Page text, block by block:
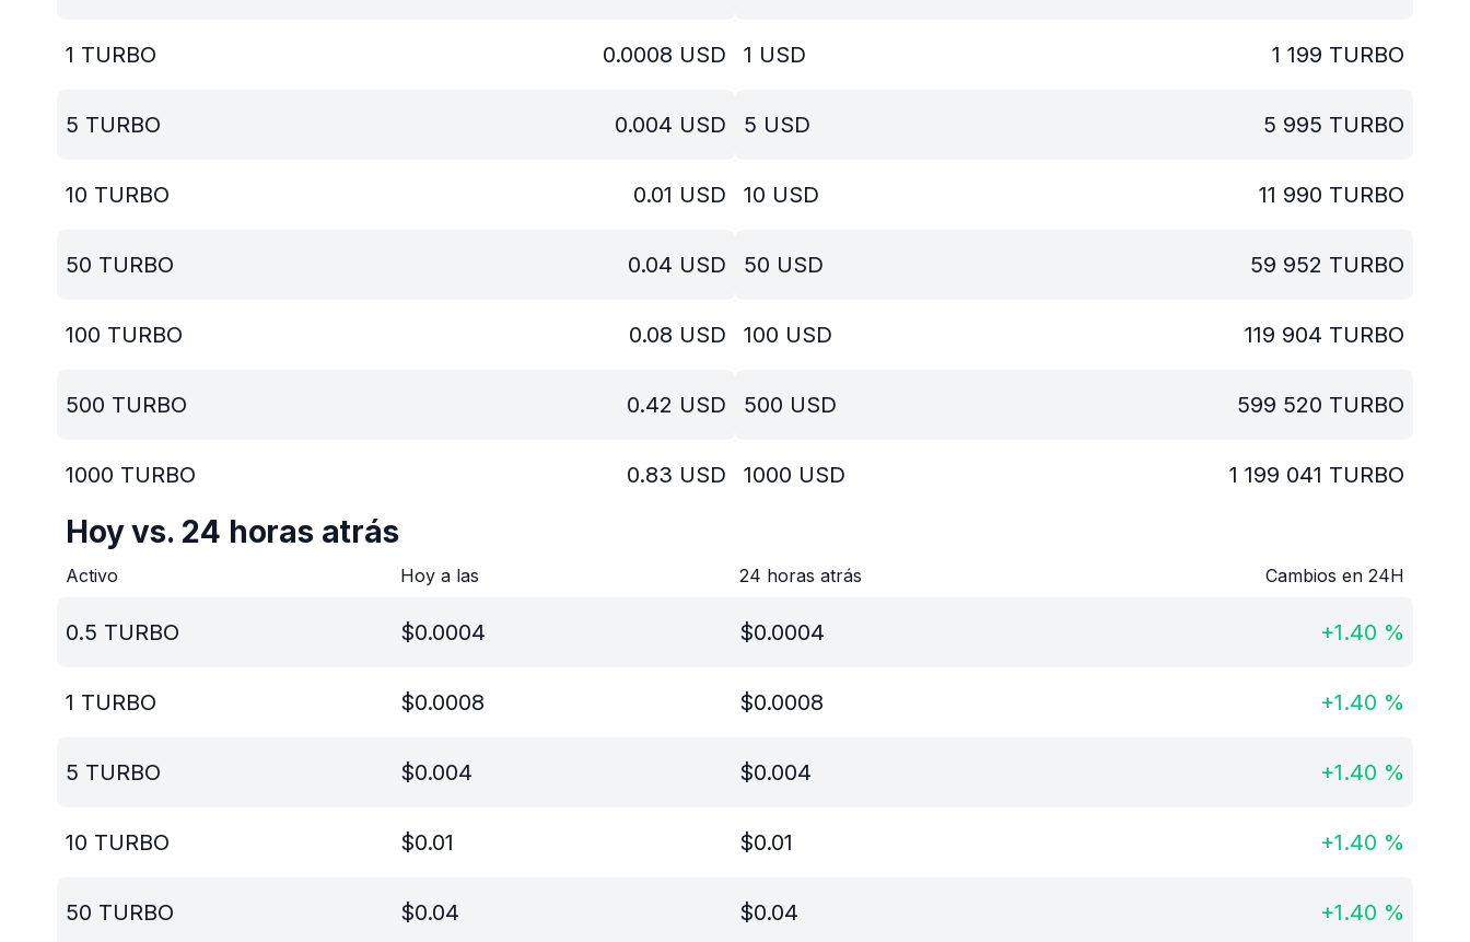
1 TURBO 0.0008 USD
5 TURBO 0.004 USD
10 TURBO 0.01 USD
50 TURBO 0.04 USD
100 TURBO 0.08 USD
500 TURBO 0.42 USD
1000 TURBO 0.83 USD
1 USD 1 199 TURBO
5 USD 5 995 TURBO
10 USD 11 990 TURBO
50 USD 59 952 TURBO
100 USD 119 904 TURBO
500 USD 599 520 TURBO
1000 USD 1 199 041 TURBO
Hoy vs. 24 horas atrás
Activo Hoy a las 24 horas atrás Cambios en 24H
0.5 TURBO $0.0004 $0.0004 +1.40 %
1 TURBO $0.0008 $0.0008 +1.40 %
5 TURBO $0.004 $0.004 +1.40 %
10 TURBO $0.01 $0.01 +1.40 %
50 TURBO $0.04 $0.04 +1.40 %